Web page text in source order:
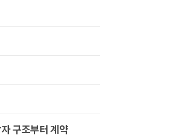
구조부터 계약